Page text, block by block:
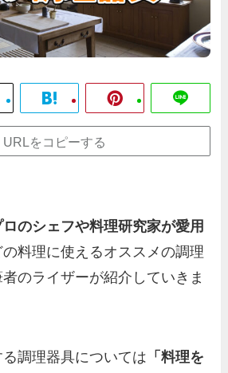
URLをコピーする
ロのシェフや料理研究家が愛用
料理に使えるオススメの調理
のライザーが紹介していきま
調理器具については 「料理を